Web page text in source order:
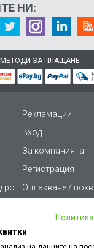
НИ:
МЕТОДИ ЗА ПЛАЩАНЕ
Рекламации
Вход
За компанията
Регистрация
Оплакване /